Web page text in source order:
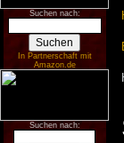
Suchen nach:
In Partnerschaft mit
Amazon.de
Suchen nach: